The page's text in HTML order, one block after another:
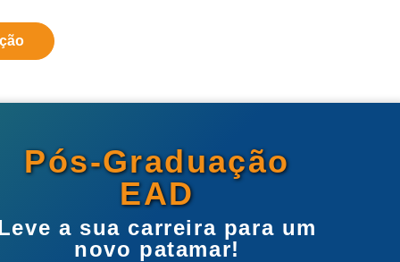
Pós-Graduação
EAD
a sua carreira para um
novo patamar!